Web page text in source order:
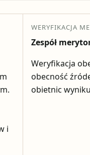
i
WERYFIKACJA
Zespół
Weryfikacja
obecność
obietnic